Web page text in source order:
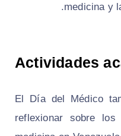
medicina y
Actividades
El Día del Médico
reflexionar sobre